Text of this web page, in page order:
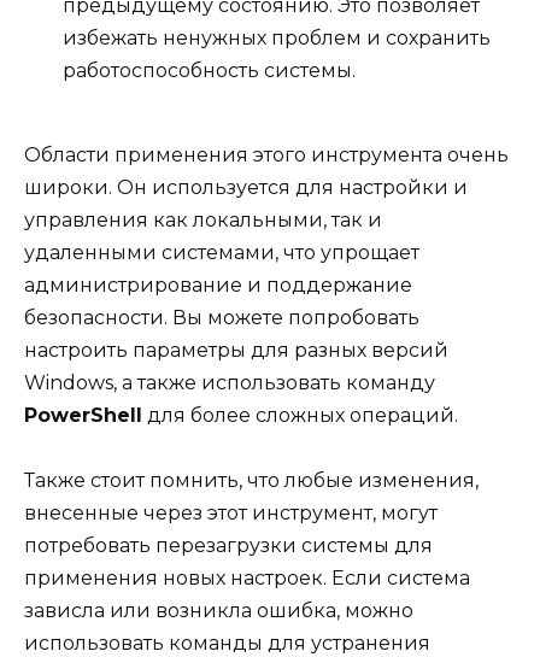
предыдущему состоянию. Это позволяет
избежать ненужных проблем и сохранить
работоспособность системы.
Области применения этого инструмента очень
широки. Он используется для настройки и
управления как локальными, так и
удаленными системами, что упрощает
администрирование и поддержание
безопасности. Вы можете попробовать
настроить параметры для разных версий
Windows, а также использовать команду
PowerShell для более сложных операций.
Также стоит помнить, что любые изменения,
внесенные через этот инструмент, могут
потребовать перезагрузки системы для
применения новых настроек. Если система
зависла или возникла ошибка, можно
использовать команды для устранения